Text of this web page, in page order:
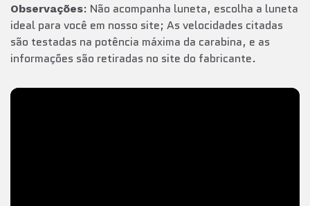
Observações: Não acompanha luneta, escolha a luneta
ideal para você em nosso site; As velocidades citadas
são testadas na potência máxima da carabina, e as
informações são retiradas no site do fabricante.